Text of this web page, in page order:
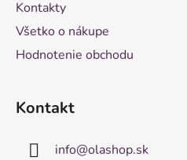
Kontakty
Všetko o nákupe
Hodnotenie obchodu
Kontakt
info@olashop.sk